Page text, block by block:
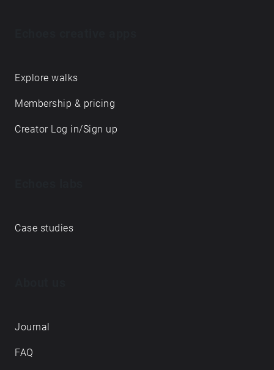
Explore walks
Membership & pricing
Creator Log in/Sign up
Case studies
Journal
FAQ